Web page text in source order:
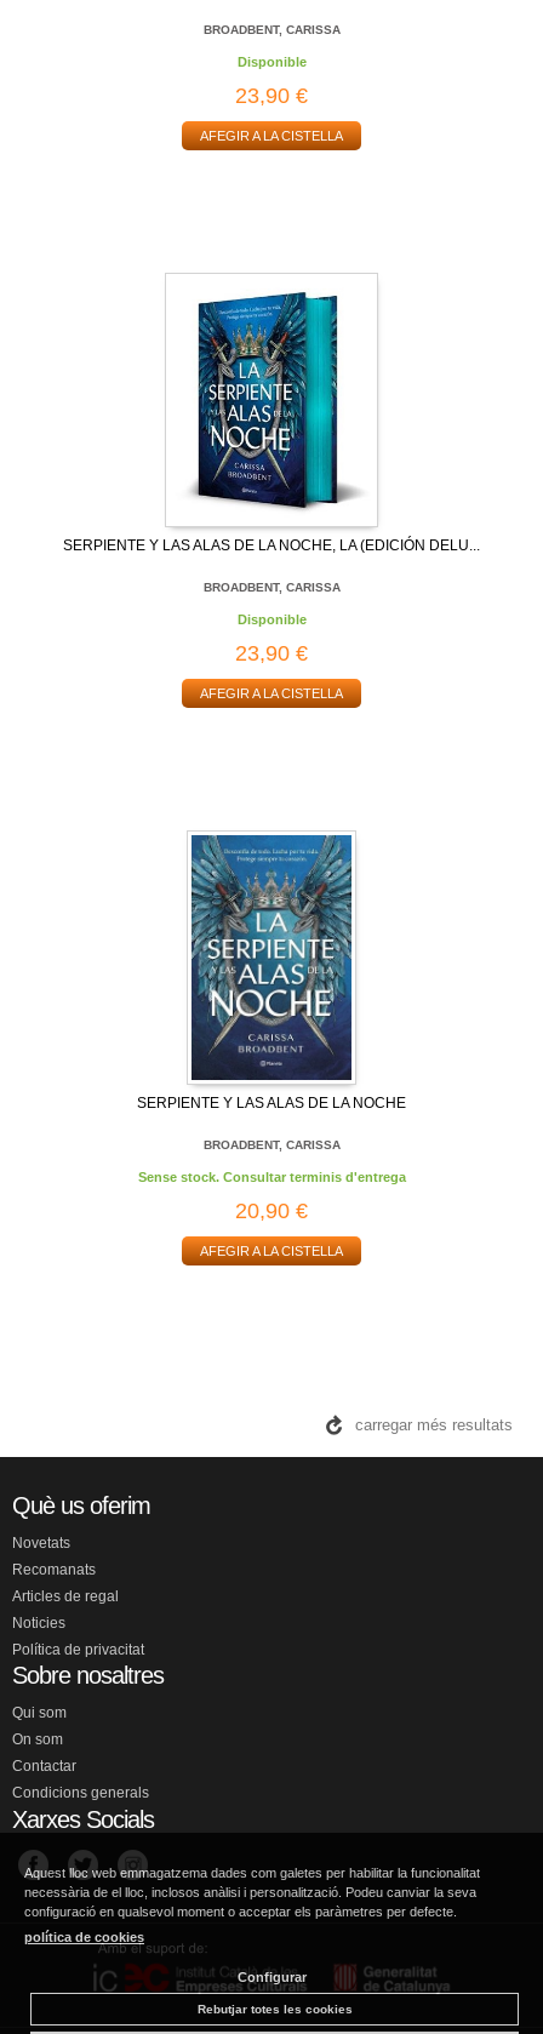
BROADBENT, CARISSA
Disponible
23,90 €
AFEGIR A LA CISTELLA
SERPIENTE Y LAS ALAS DE LA NOCHE, LA (EDICIÓN DELU...
BROADBENT, CARISSA
Disponible
23,90 €
AFEGIR A LA CISTELLA
SERPIENTE Y LAS ALAS DE LA NOCHE
BROADBENT, CARISSA
Sense stock. Consultar terminis d'entrega
20,90 €
AFEGIR A LA CISTELLA
carregar més resultats
Què us oferim
Novetats
Recomanats
Articles de regal
Noticies
Política de privacitat
Sobre nosaltres
Qui som
On som
Contactar
Condicions generals
Xarxes Socials
Aquest lloc web emmagatzema dades com galetes per habilitar la funcionalitat
necessària de el lloc, inclosos anàlisi i personalització. Podeu canviar la seva
configuració en qualsevol moment o acceptar els paràmetres per defecte.
política de cookies
Configurar
Rebutjar totes les cookies